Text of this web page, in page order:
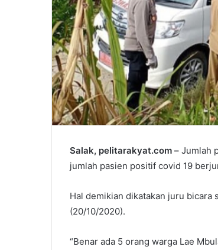
Salak, pelitarakyat.com – Jumlah
jumlah pasien positif covid 19
Hal demikian dikatakan juru bicara
(20/10/2020).
“Benar ada 5 orang warga Lae